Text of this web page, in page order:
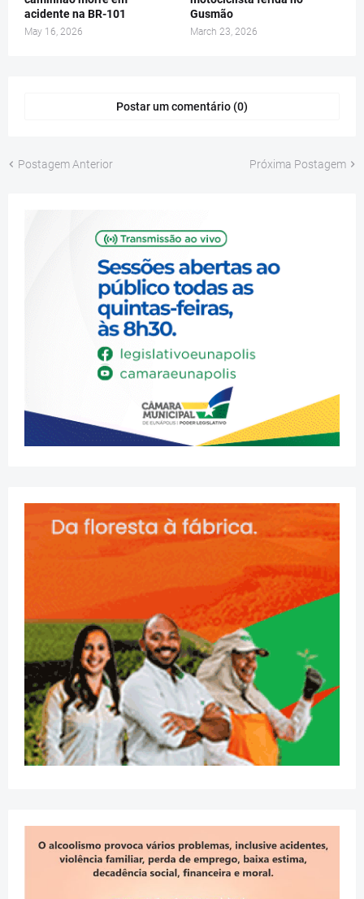
acidente na BR-101
May 16, 2026
Gusmão
March 23, 2026
Postar um comentário (0)
Postagem Anterior Próxima Postagem